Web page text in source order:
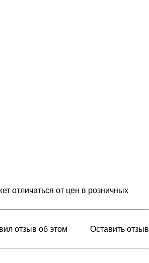
отличаться от цен в розничных
Оставить отзыв
отзыв об этом